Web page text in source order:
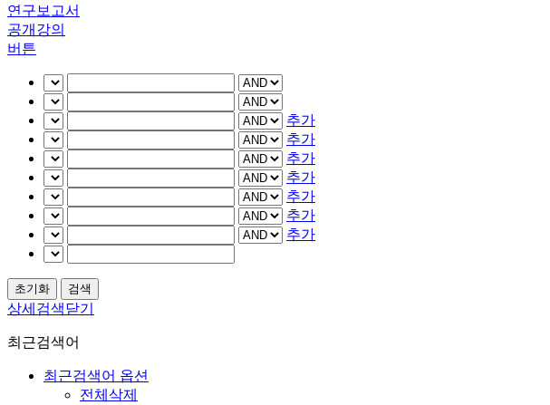
연구보고서
공개강의
버튼
추가
추가
추가
추가
추가
추가
추가
상세검색닫기
최근검색어
최근검색어 옵션
전체삭제